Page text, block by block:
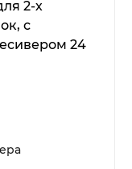
2-х
с
24